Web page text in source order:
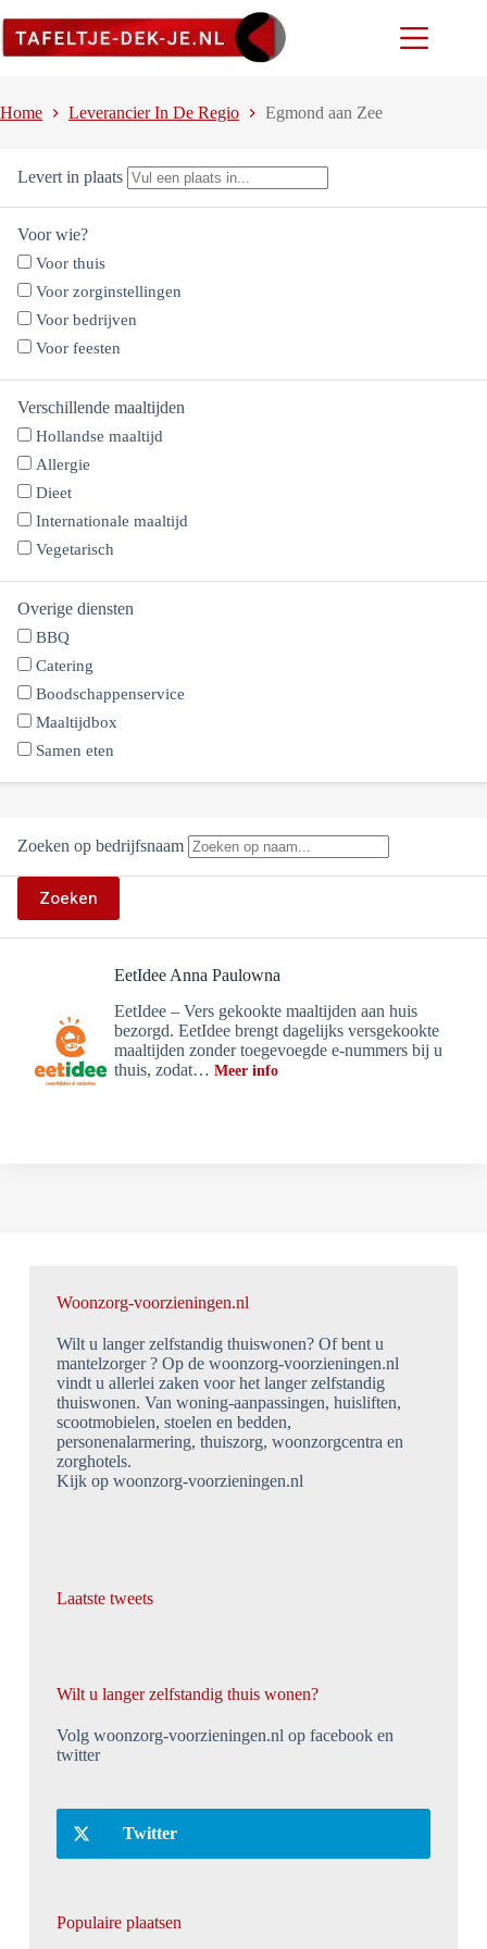
naar
Home Leverancier In De Regio Egmond aan Zee
Levert in plaats
Voor wie?
Voor thuis
Voor zorginstellingen
Voor bedrijven
Voor feesten
Verschillende maaltijden
Hollandse maaltijd
Allergie
Dieet
Internationale maaltijd
Vegetarisch
Overige diensten
BBQ
Catering
Boodschappenservice
Maaltijdbox
Samen eten
Zoeken op bedrijfsnaam
Zoeken
EetIdee Anna Paulowna
EetIdee – Vers gekookte maaltijden aan huis
bezorgd. EetIdee brengt dagelijks versgekookte
maaltijden zonder toegevoegde e-nummers bij u
thuis, zodat… Meer info
Woonzorg-voorzieningen.nl
Wilt u langer zelfstandig thuiswonen? Of bent u
mantelzorger ? Op de woonzorg-voorzieningen.nl
vindt u allerlei zaken voor het langer zelfstandig
thuiswonen. Van woning-aanpassingen, huisliften,
scootmobielen, stoelen en bedden,
personenalarmering, thuiszorg, woonzorgcentra en
zorghotels.
Kijk op woonzorg-voorzieningen.nl
Laatste tweets
Wilt u langer zelfstandig thuis wonen?
Volg woonzorg-voorzieningen.nl op facebook en
twitter
Twitter
Populaire plaatsen